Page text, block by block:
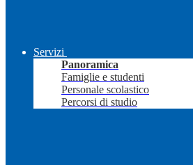
Servizi
Panoramica
Famiglie e studenti
Personale scolastico
Percorsi di studio